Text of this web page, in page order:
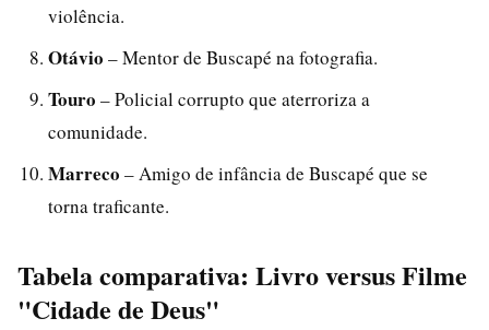
violência.
Otávio – Mentor de Buscapé na fotografia.
Touro – Policial corrupto que aterroriza a
comunidade.
Marreco – Amigo de infância de Buscapé que se
torna traficante.
Tabela comparativa: Livro versus Filme
"Cidade de Deus"